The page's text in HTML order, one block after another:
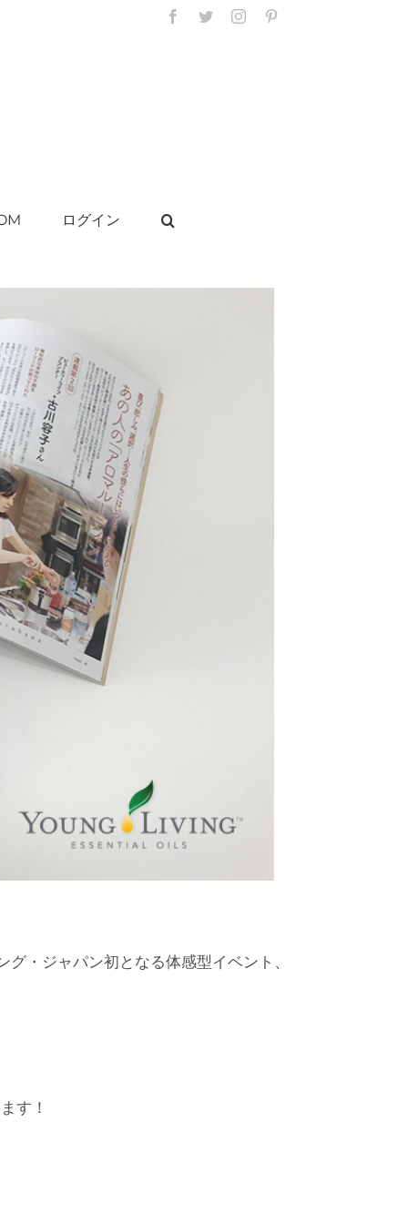
Facebook
TwitterInstagram
ログイン
・ジャパン初となる体感型イベント、
す！